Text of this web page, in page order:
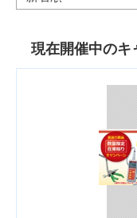
現在開催中のキ